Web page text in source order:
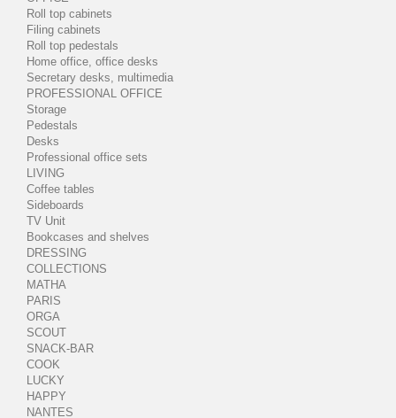
Roll top cabinets
Filing cabinets
Roll top pedestals
Home office, office desks
Secretary desks, multimedia
PROFESSIONAL OFFICE
Storage
Pedestals
Desks
Professional office sets
LIVING
Coffee tables
Sideboards
TV Unit
Bookcases and shelves
DRESSING
COLLECTIONS
MATHA
PARIS
ORGA
SCOUT
SNACK-BAR
COOK
LUCKY
HAPPY
NANTES